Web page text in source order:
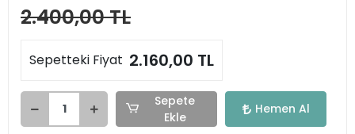
2.400,00 TL
Sepetteki Fiyat 2.160,00 TL
Sepete
Ekle
Hemen Al